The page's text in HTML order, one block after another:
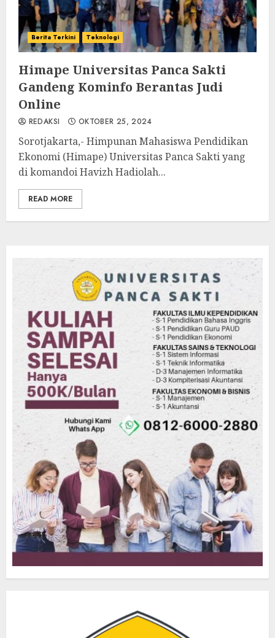
Berita Terkini Teknologi
Himape Universitas Panca Sakti
Gandeng Kominfo Berantas Judi
Online
REDAKSI OKTOBER 25, 2024
Sorotjakarta,- Himpunan Mahasiswa Pendidikan
Ekonomi (Himape) Universitas Panca Sakti yang
di komandoi Havizh Hadiolah...
READ MORE